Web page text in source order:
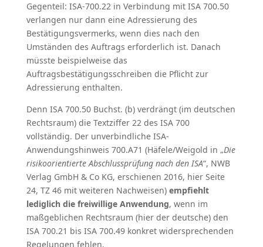
Gegenteil: ISA-700.22 in Verbindung mit ISA 700.50
verlangen nur dann eine Adressierung des
Bestätigungsvermerks, wenn dies nach den
Umständen des Auftrags erforderlich ist. Danach
müsste beispielweise das
Auftragsbestätigungsschreiben die Pflicht zur
Adressierung enthalten.
Denn ISA 700.50 Buchst. (b) verdrängt (im deutschen
Rechtsraum) die Textziffer 22 des ISA 700
vollständig. Der unverbindliche ISA-
Anwendungshinweis 700.A71 (Häfele/Weigold in „Die
risikoorientierte Abschlussprüfung nach den ISA“, NWB
Verlag GmbH & Co KG, erschienen 2016, hier Seite
24, TZ 46 mit weiteren Nachweisen) empfiehlt
lediglich die freiwillige Anwendung, wenn im
maßgeblichen Rechtsraum (hier der deutsche) den
ISA 700.21 bis ISA 700.49 konkret widersprechenden
Regelungen fehlen.